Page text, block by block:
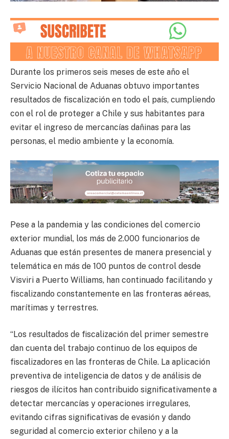
Durante los primeros seis meses de este año el
Servicio Nacional de Aduanas obtuvo importantes
resultados de fiscalización en todo el país, cumpliendo
con el rol de proteger a Chile y sus habitantes para
evitar el ingreso de mercancías dañinas para las
personas, el medio ambiente y la economía.
Pese a la pandemia y las condiciones del comercio
exterior mundial, los más de 2.000 funcionarios de
Aduanas que están presentes de manera presencial y
telemática en más de 100 puntos de control desde
Visviri a Puerto Williams, han continuado facilitando y
fiscalizando constantemente en las fronteras aéreas,
marítimas y terrestres.
“Los resultados de fiscalización del primer semestre
dan cuenta del trabajo continuo de los equipos de
fiscalizadores en las fronteras de Chile. La aplicación
preventiva de inteligencia de datos y de análisis de
riesgos de ilícitos han contribuido significativamente a
detectar mercancías y operaciones irregulares,
evitando cifras significativas de evasión y dando
seguridad al comercio exterior chileno y a la